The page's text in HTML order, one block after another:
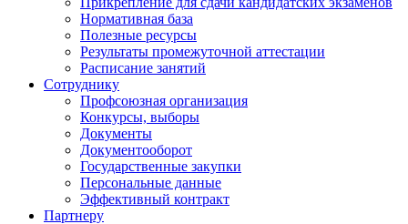
Нормативная база
Полезные ресурсы
Результаты промежуточной аттестации
Расписание занятий
Сотруднику
Профсоюзная организация
Конкурсы, выборы
Документы
Документооборот
Государственные закупки
Персональные данные
Эффективный контракт
Партнеру